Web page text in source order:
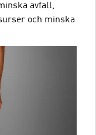
avfall,
och minska